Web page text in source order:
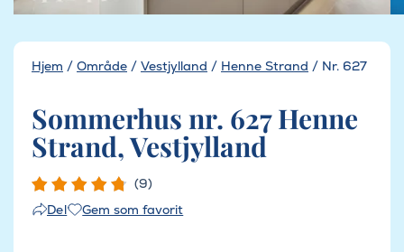
Hjem / Område / Vestjylland / Henne Strand / Nr. 627
Sommerhus nr. 627 Henne
Strand, Vestjylland
(9)
Del
Gem som favorit